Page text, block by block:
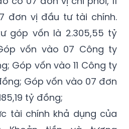
góp vốn là 2.305,55 tỷ
vốn vào 07 Công ty
Góp vốn vào 11 Công ty
Góp vốn vào 07 đơn
tỷ đồng;
tài chính khả dụng của
Khoản tiền và tương
tiền gửi ngắn hạn và